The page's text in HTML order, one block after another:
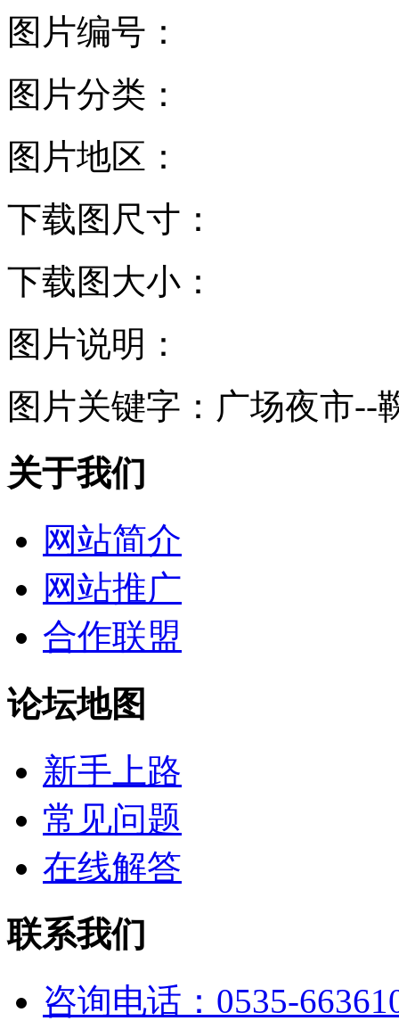
图片编号：
图片分类：
图片地区：
下载图尺寸：
下载图大小：
图片说明：
图片关键字： 广场夜市--
关于我们
网站简介
网站推广
合作联盟
论坛地图
新手上路
常见问题
在线解答
联系我们
咨询电话：0535-